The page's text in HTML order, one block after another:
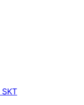
SKT